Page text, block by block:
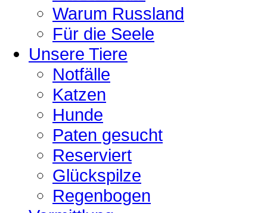
Warum Russland
Für die Seele
Unsere Tiere
Notfälle
Katzen
Hunde
Paten gesucht
Reserviert
Glückspilze
Regenbogen